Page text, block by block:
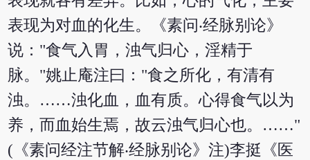
表现为对血的化生。《素问‧经脉别论》
说："食气入胃，浊气归心，淫精于
脉。"姚止庵注曰："食之所化，有清有
浊。……浊化血，血有质。心得食气以为
养，而血始生焉，故云浊气归心也。……"
(《素问经注节解‧经脉别论》注)李挺《医